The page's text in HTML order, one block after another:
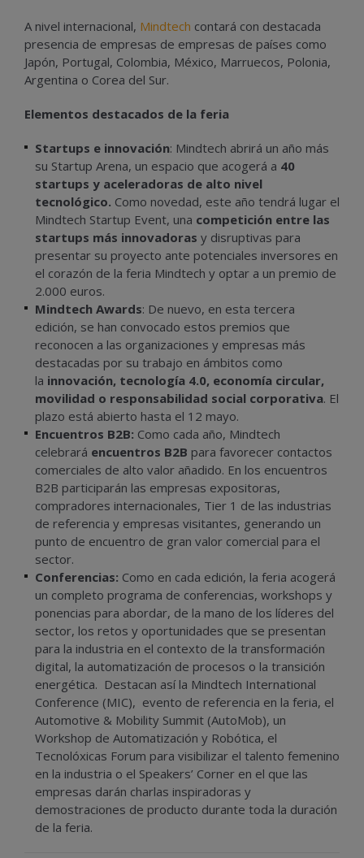
A nivel internacional, Mindtech contará con destacada
presencia de empresas de empresas de países como
Japón, Portugal, Colombia, México, Marruecos, Polonia,
Argentina o Corea del Sur.
Elementos destacados de la feria
Startups e innovación: Mindtech abrirá un año más
su Startup Arena, un espacio que acogerá a 40
startups y aceleradoras de alto nivel
tecnológico. Como novedad, este año tendrá lugar el
Mindtech Startup Event, una competición entre las
startups más innovadoras y disruptivas para
presentar su proyecto ante potenciales inversores en
el corazón de la feria Mindtech y optar a un premio de
2.000 euros.
Mindtech Awards: De nuevo, en esta tercera
edición, se han convocado estos premios que
reconocen a las organizaciones y empresas más
destacadas por su trabajo en ámbitos como
la innovación, tecnología 4.0, economía circular,
movilidad o responsabilidad social corporativa. El
plazo está abierto hasta el 12 mayo.
Encuentros B2B: Como cada año, Mindtech
celebrará encuentros B2B para favorecer contactos
comerciales de alto valor añadido. En los encuentros
B2B participarán las empresas expositoras,
compradores internacionales, Tier 1 de las industrias
de referencia y empresas visitantes, generando un
punto de encuentro de gran valor comercial para el
sector.
Conferencias: Como en cada edición, la feria acogerá
un completo programa de conferencias, workshops y
ponencias para abordar, de la mano de los líderes del
sector, los retos y oportunidades que se presentan
para la industria en el contexto de la transformación
digital, la automatización de procesos o la transición
energética. Destacan así la Mindtech International
Conference (MIC), evento de referencia en la feria, el
Automotive & Mobility Summit (AutoMob), un
Workshop de Automatización y Robótica, el
Tecnolóxicas Forum para visibilizar el talento femenino
en la industria o el Speakers’ Corner en el que las
empresas darán charlas inspiradoras y
demostraciones de producto durante toda la duración
de la feria.